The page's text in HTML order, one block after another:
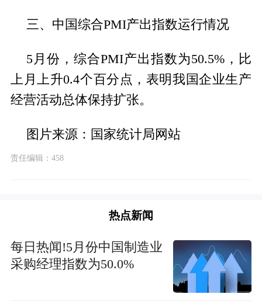
三、中国综合PMI产出指数运行情况
5月份，综合PMI产出指数为50.5%，比
上月上升0.4个百分点，表明我国企业生产
经营活动总体保持扩张。
图片来源：国家统计局网站
责任编辑：458
热点新闻
每日热闻!5月份中国制造业
采购经理指数为50.0%